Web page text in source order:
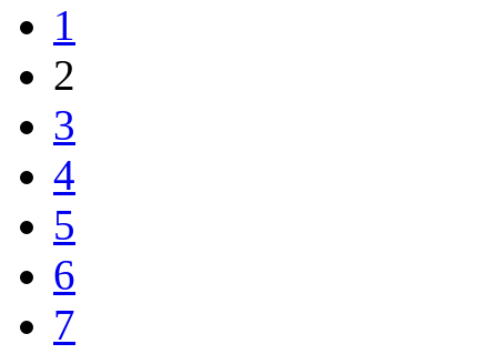
1
2
3
4
5
6
7